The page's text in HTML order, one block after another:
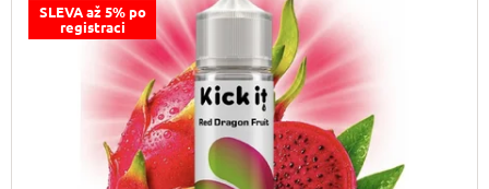
SLEVA až 5% po
registraci